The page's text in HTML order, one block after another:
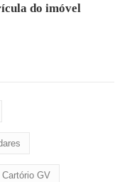
do imóvel
Cartório GV